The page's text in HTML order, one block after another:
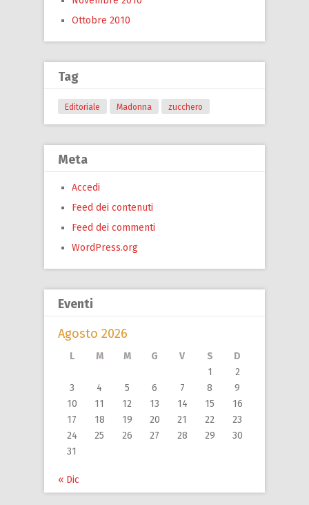
Ottobre 2010
Tag
Editoriale Madonna zucchero
Meta
Accedi
Feed dei contenuti
Feed dei commenti
WordPress.org
Eventi
Agosto 2026
L M M G V S
D
1
2
3
4 5 6 7 8
9
10
11 12 13 14 15
16
17
18 19 20 21 22
23
24
25 26 27 28 29
30
31
« Dic